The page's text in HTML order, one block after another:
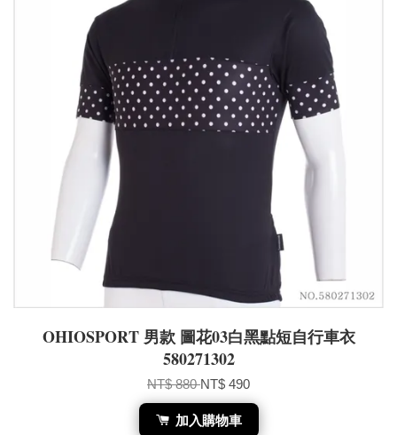
OHIOSPORT 男款 圖花03白黑點短自行車衣
580271302
NT$ 880NT$ 490
加入購物車